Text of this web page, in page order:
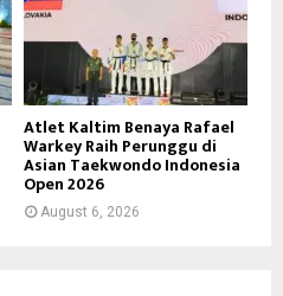
Atlet Kaltim Benaya Rafael
Warkey Raih Perunggu di
Asian Taekwondo Indonesia
Open 2026
August 6, 2026